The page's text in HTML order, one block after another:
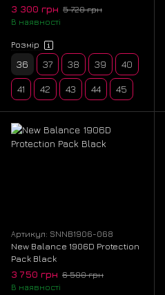
3 300 грн 5 720 грн
В наявності
Розмір
36 37 38 39 40
41 42 43 44 45
Артикул: SNNB1906-068
New Balance 1906D Protection
Pack Black
3 750 грн 6 500 грн
В наявності